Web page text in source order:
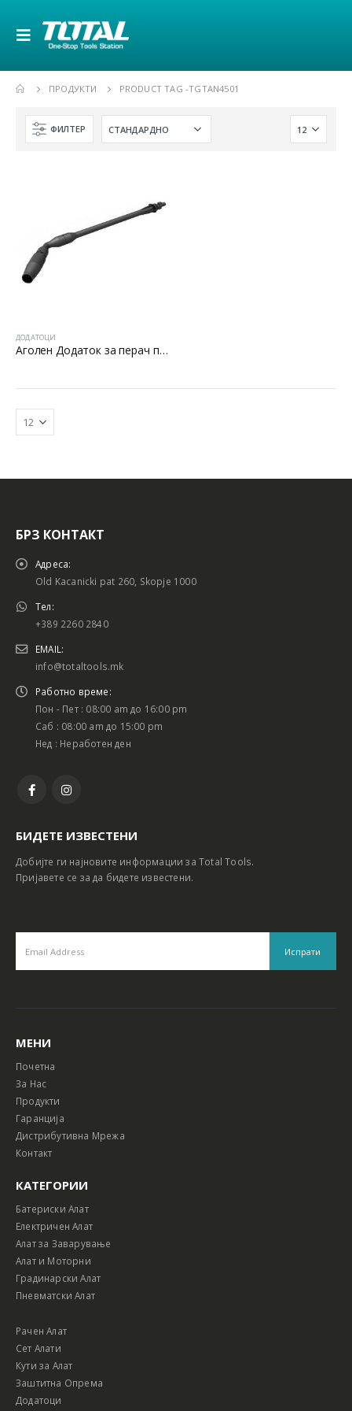
ПРОДУКТИ PRODUCT TAG -TGTAN4501
ФИЛТЕР
ДОДАТОЦИ
Аголен Додаток за перач под притисок
Батериски сет
Батериски сет Ротирачки Чекан и Бормашина 20V
БРЗ КОНТАКТ
Адреса:
Old Kacanicki pat 260, Skopje 1000
Тел:
+389 2260 2840
EMAIL:
info@totaltools.mk
Работно време:
Пон - Пет : 08:00 am до 16:00 pm
Саб : 08:00 am до 15:00 pm
Нед : Неработен ден
БИДЕТЕ ИЗВЕСТЕНИ
Добијте ги најновите информации за Total Tools.
Пријавете се за да бидете известени.
МЕНИ
Почетна
За Нас
Продукти
Гаранција
Дистрибутивна Мрежа
Контакт
КАТЕГОРИИ
Батериски Алат
Електричен Алат
Алат за Заварување
Алат и Моторни
Градинарски Алат
Пневматски Алат
Рачен Алат
Сет Алати
Кути за Алат
Заштитна Опрема
Додатоци